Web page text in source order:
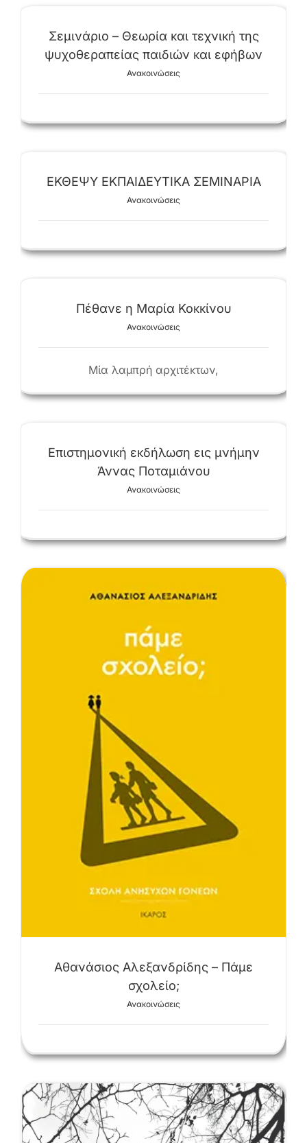
Σεμινάριο – Θεωρία και τεχνική της
ψυχοθεραπείας παιδιών και εφήβων
Ανακοινώσεις
ΕΚΘΕΨΥ ΕΚΠΑΙΔΕΥΤΙΚΑ ΣΕΜΙΝΑΡΙΑ
Ανακοινώσεις
Πέθανε η Μαρία Κοκκίνου
Ανακοινώσεις
Μία λαμπρή αρχιτέκτων,
Επιστημονική εκδήλωση εις μνήμην
Άννας Ποταμιάνου
Ανακοινώσεις
Αθανάσιος Αλεξανδρίδης – Πάμε
σχολείο;
Ανακοινώσεις